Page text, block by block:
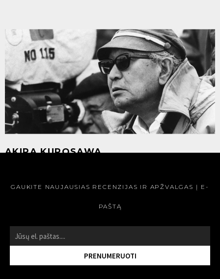
AKIRA KUROSAWA
2
GAUKITE NAUJAUSIAS RECENZIJAS IR APŽVALGAS Į E-
PAŠTĄ
PRENUMERUOTI